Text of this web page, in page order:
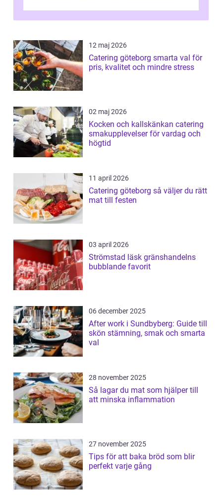
12 maj 2026
Catering göteborg smarta val för
pris, kvalitet och mindre stress
02 maj 2026
Kocken och kallskänkan catering
smakupplevelser för vardag och
högtid
11 april 2026
Catering göteborg så väljer du rätt
mat till festen
03 april 2026
Strömstad läsk gränshandelns
bubblande favorit
06 december 2025
After work i Sundbyberg: Guide till
skön stämning, smak och smarta
val
28 november 2025
Så lagar du mat som hjälper till
att minska inflammation
27 november 2025
Tips för att baka bröd som blir
perfekt varje gång